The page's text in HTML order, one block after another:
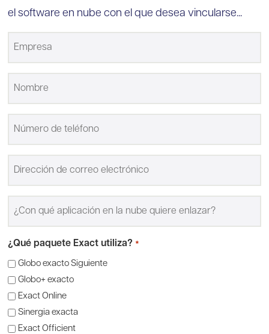
el software en nube con el que desea vincularse...
de
electrónico
*
qué
en
la
nube
quiere
enlazar?
*
¿Qué paquete Exact utiliza? *
Globo exacto Siguiente
Globo+ exacto
Exact Online
Sinergia exacta
Exact Officient